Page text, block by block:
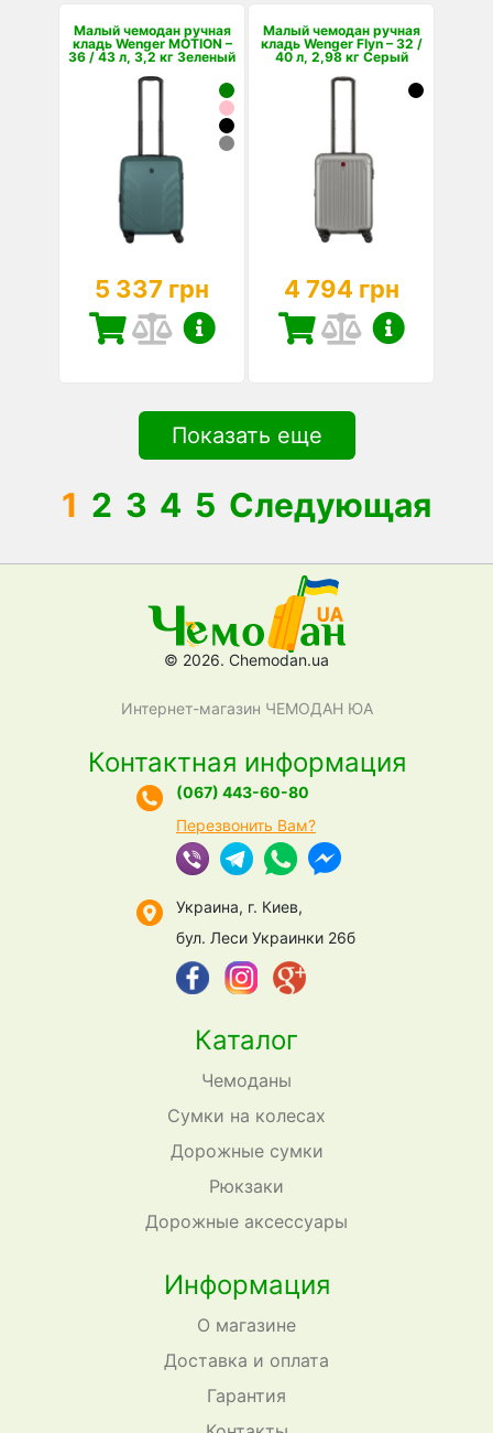
Малый чемодан ручная
кладь Wenger MOTION –
36 / 43 л, 3,2 кг Зеленый
5 337 грн
Малый чемодан ручная
кладь Wenger Flyn – 32 /
40 л, 2,98 кг Серый
4 794 грн
Показать еще
1 2 3 4 5 Следующая
© 2026. Chemodan.ua
Интернет-магазин ЧЕМОДАН ЮА
Каталог
Чемоданы
Сумки на колесах
Дорожные сумки
Рюкзаки
Дорожные аксессуары
Информация
О магазине
Доставка и оплата
Гарантия
Контактная информация
(067) 443-60-80
Перезвонить Вам?
Украина, г. Киев,
бул. Леси Украинки 26б